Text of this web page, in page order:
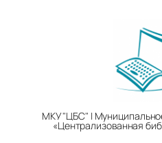
МКУ "ЦБС" |
«Централизованная